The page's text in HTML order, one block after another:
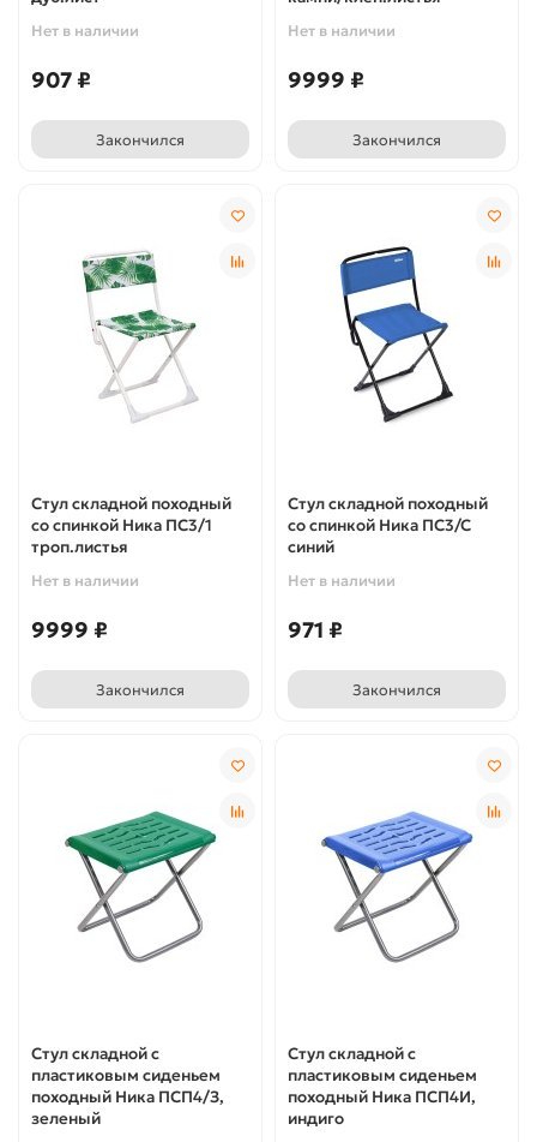
Нет в наличии
907 ₽
Закончился
Нет в наличии
9999 ₽
Закончился
Стул складной походный
со спинкой Ника ПС3/1
троп.листья
Нет в наличии
9999 ₽
Закончился
Стул складной походный
со спинкой Ника ПС3/С
синий
Нет в наличии
971 ₽
Закончился
Стул складной с
пластиковым сиденьем
походный Ника ПСП4/З,
зеленый
Стул складной с
пластиковым сиденьем
походный Ника ПСП4И,
индиго